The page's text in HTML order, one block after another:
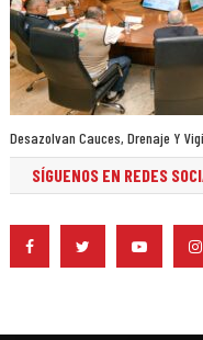
Desazolvan Cauces, Drenaje Y
SÍGUENOS EN REDES